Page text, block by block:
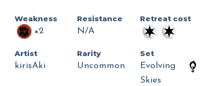
Weakness
×2
Resistance
N/A
Retreat cost
Artist
kirisAki
Rarity
Uncommon
Set
Evolving
Skies